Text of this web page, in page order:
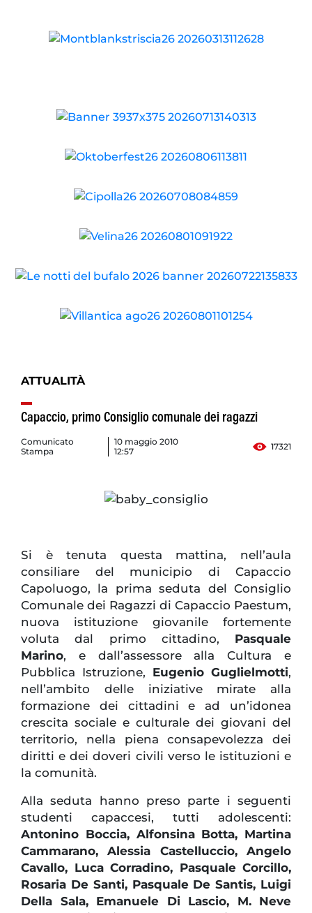
ATTUALITÀ
Capaccio, primo Consiglio comunale dei ragazzi
Comunicato
Stampa
10 maggio 2010
12:57
17321
Si è tenuta questa mattina, nell’aula
consiliare del municipio di Capaccio
Capoluogo, la prima seduta del Consiglio
Comunale dei Ragazzi di Capaccio Paestum,
nuova istituzione giovanile fortemente
voluta dal primo cittadino, Pasquale
Marino, e dall’assessore alla Cultura e
Pubblica Istruzione, Eugenio Guglielmotti,
nell’ambito delle iniziative mirate alla
formazione dei cittadini e ad un’idonea
crescita sociale e culturale dei giovani del
territorio, nella piena consapevolezza dei
diritti e dei doveri civili verso le istituzioni e
la comunità.
Alla seduta hanno preso parte i seguenti
studenti capaccesi, tutti adolescenti:
Antonino Boccia, Alfonsina Botta, Martina
Cammarano, Alessia Castelluccio, Angelo
Cavallo, Luca Corradino, Pasquale Corcillo,
Rosaria De Santi, Pasquale De Santis, Luigi
Della Sala, Emanuele Di Lascio, M. Neve